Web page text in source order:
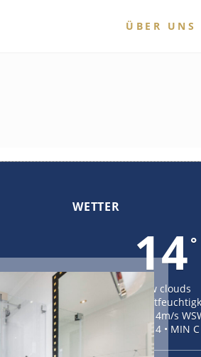
ÜBER UNS
WETTER
14°
few clouds
80%
Wind: 4m/s
MAX C 14 • MIN